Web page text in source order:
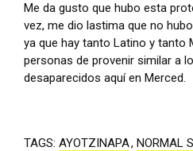
Me da gusto que hubo esta
vez, me dio lastima que no
ya que hay tanto Latino y tanto
personas de provenir similar a
desaparecidos aquí en Merced.
TAGS: AYOTZINAPA, NORMAL